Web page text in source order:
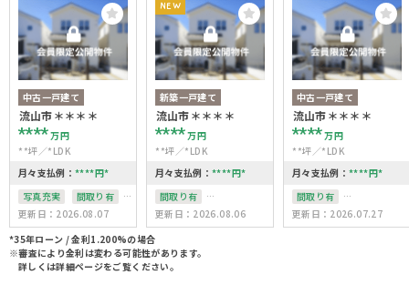
中古一戸建て
流山市＊＊＊＊
****万円
**坪
*LDK
月々支払例：****円*
写真充実
間取り有
駐車場2台可
上下水道完備
更新日：2026.08.07
NEW
新築一戸建て
流山市＊＊＊＊
****万円
**坪
*LDK
月々支払例：****円*
間取り有
駅徒歩10分以内
南面バルコニー
更新日：2026.08.06
中古一戸建て
流山市＊＊＊＊
****万円
**坪
*LDK
月々支払例：****円*
間取り有
接道6ｍ以上
更新日：2026.07.27
*35年ローン / 金利1.200%の場合
※審査により金利は変わる可能性があります。
詳しくは詳細ページをご覧ください。